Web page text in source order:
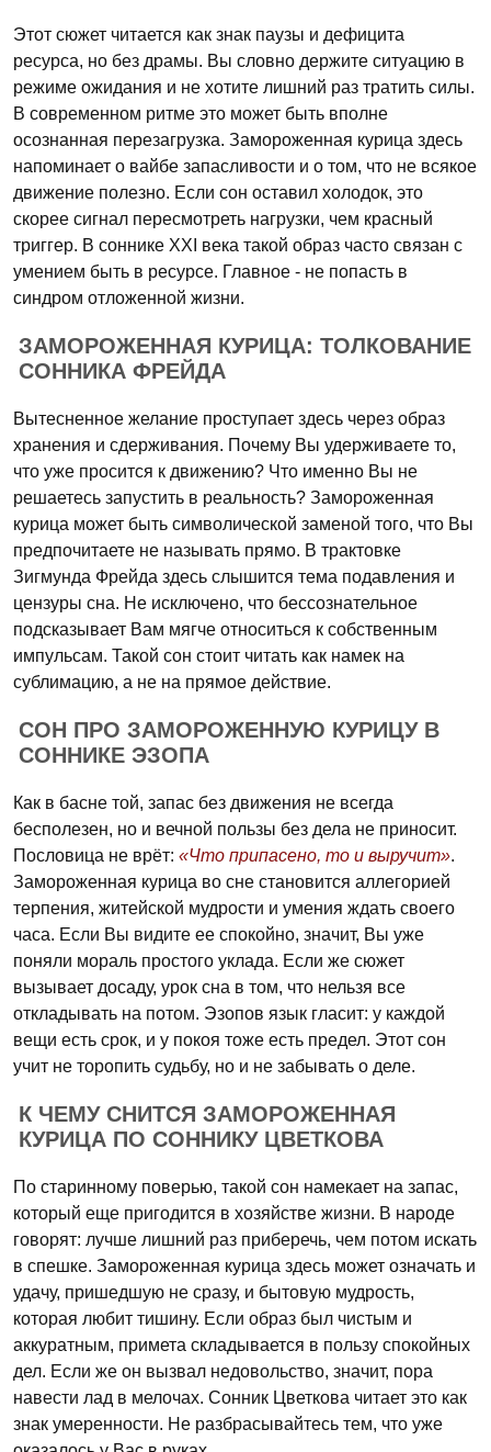
Этот сюжет читается как знак паузы и дефицита
ресурса, но без драмы. Вы словно держите ситуацию в
режиме ожидания и не хотите лишний раз тратить силы.
В современном ритме это может быть вполне
осознанная перезагрузка. Замороженная курица здесь
напоминает о вайбе запасливости и о том, что не всякое
движение полезно. Если сон оставил холодок, это
скорее сигнал пересмотреть нагрузки, чем красный
триггер. В соннике XXI века такой образ часто связан с
умением быть в ресурсе. Главное - не попасть в
синдром отложенной жизни.
ЗАМОРОЖЕННАЯ КУРИЦА: ТОЛКОВАНИЕ
СОННИКА ФРЕЙДА
Вытесненное желание проступает здесь через образ
хранения и сдерживания. Почему Вы удерживаете то,
что уже просится к движению? Что именно Вы не
решаетесь запустить в реальность? Замороженная
курица может быть символической заменой того, что Вы
предпочитаете не называть прямо. В трактовке
Зигмунда Фрейда здесь слышится тема подавления и
цензуры сна. Не исключено, что бессознательное
подсказывает Вам мягче относиться к собственным
импульсам. Такой сон стоит читать как намек на
сублимацию, а не на прямое действие.
СОН ПРО ЗАМОРОЖЕННУЮ КУРИЦУ В
СОННИКЕ ЭЗОПА
Как в басне той, запас без движения не всегда
бесполезен, но и вечной пользы без дела не приносит.
Пословица не врёт: «Что припасено, то и выручит».
Замороженная курица во сне становится аллегорией
терпения, житейской мудрости и умения ждать своего
часа. Если Вы видите ее спокойно, значит, Вы уже
поняли мораль простого уклада. Если же сюжет
вызывает досаду, урок сна в том, что нельзя все
откладывать на потом. Эзопов язык гласит: у каждой
вещи есть срок, и у покоя тоже есть предел. Этот сон
учит не торопить судьбу, но и не забывать о деле.
К ЧЕМУ СНИТСЯ ЗАМОРОЖЕННАЯ
КУРИЦА ПО СОННИКУ ЦВЕТКОВА
По старинному поверью, такой сон намекает на запас,
который еще пригодится в хозяйстве жизни. В народе
говорят: лучше лишний раз приберечь, чем потом искать
в спешке. Замороженная курица здесь может означать и
удачу, пришедшую не сразу, и бытовую мудрость,
которая любит тишину. Если образ был чистым и
аккуратным, примета складывается в пользу спокойных
дел. Если же он вызвал недовольство, значит, пора
навести лад в мелочах. Сонник Цветкова читает это как
знак умеренности. Не разбрасывайтесь тем, что уже